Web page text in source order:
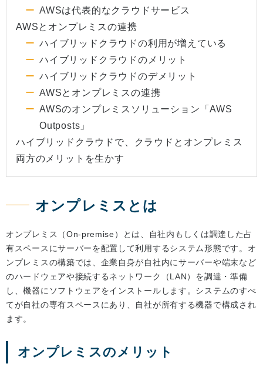
AWSは代表的なクラウドサービス
AWSとオンプレミスの連携
ハイブリッドクラウドの利用が増えている
ハイブリッドクラウドのメリット
ハイブリッドクラウドのデメリット
AWSとオンプレミスの連携
AWSのオンプレミスソリューション「AWS
Outposts」
ハイブリッドクラウドで、クラウドとオンプレミス
両方のメリットを生かす
オンプレミスとは
オンプレミス（On-premise）とは、自社内もしくは調達した占
有スペースにサーバーを配置して利用するシステム形態です。オ
ンプレミスの構築では、企業自身が自社内にサーバーや端末など
のハードウェアや接続するネットワーク（LAN）を調達・準備
し、機器にソフトウェアをインストールします。システムのすべ
てが自社の専有スペースにあり、自社が所有する機器で構成され
ます。
オンプレミスのメリット